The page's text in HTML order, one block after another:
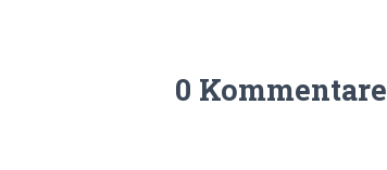
0 Kommentare